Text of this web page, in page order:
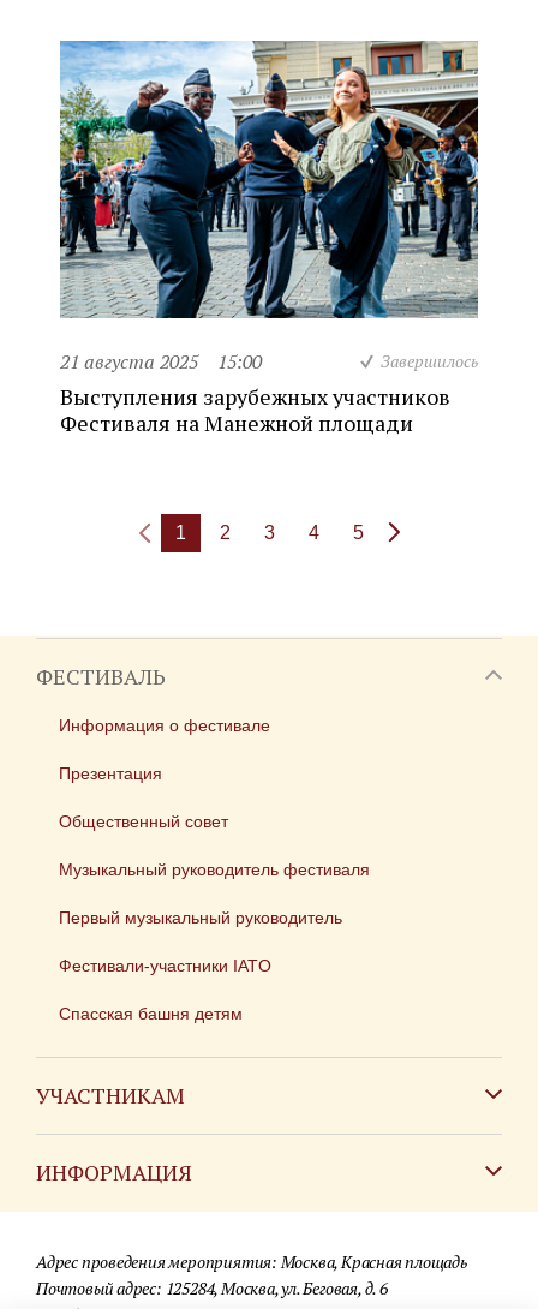
21 августа 2025 15:00 Завершилось
Выступления зарубежных участников
Фестиваля на Манежной площади
1 2 3 4 5
ФЕСТИВАЛЬ
Информация о фестивале
Презентация
Общественный совет
Музыкальный руководитель фестиваля
Первый музыкальный руководитель
Фестивали-участники IATO
Спасская башня детям
УЧАСТНИКАМ
ИНФОРМАЦИЯ
Для СМИ
Адрес проведения мероприятия: Москва, Красная площадь
Почтовый адрес: 125284, Москва, ул. Беговая, д. 6